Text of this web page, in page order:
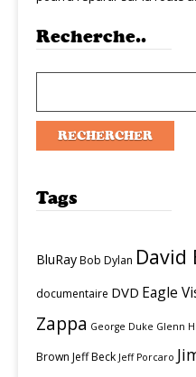
Recherche..
Tags
BluRayBob Dylan David
documentaire DVD Eagle
Zappa George Duke Glenn
Brown Jeff Beck Jeff Porcaro